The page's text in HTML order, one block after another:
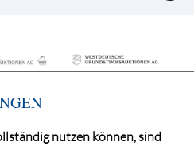
nutzen können, sind